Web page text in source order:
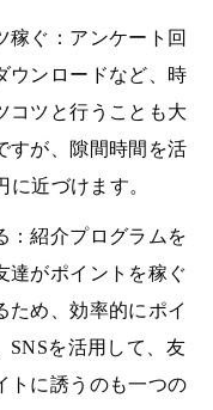
稼ぐ：アンケート回
ウンロードなど、時
コツと行うことも大
すが、隙間時間を活
近づけます。
：紹介プログラムを
達がポイントを稼ぐ
ため、効率的にポイ
SNSを活用して、友
トに誘うのも一つの